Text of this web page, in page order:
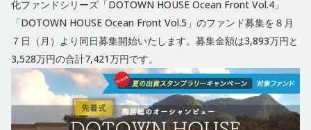
化ファンドシリーズ「DOTOWN HOUSE Ocean Front Vol.4」
「DOTOWN HOUSE Ocean Front Vol.5」のファンド募集を８月
７日（月）より同日募集開始いたします。募集金額は3,893万円と
3,528万円の合計7,421万円です。